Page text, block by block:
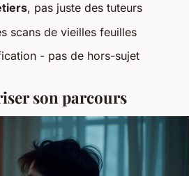
, pas juste des tuteurs
scans de vieilles feuilles
- pas de hors-sujet
son parcours